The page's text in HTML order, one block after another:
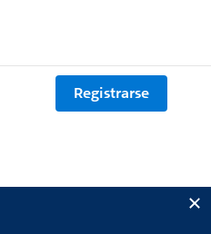
Registrarse